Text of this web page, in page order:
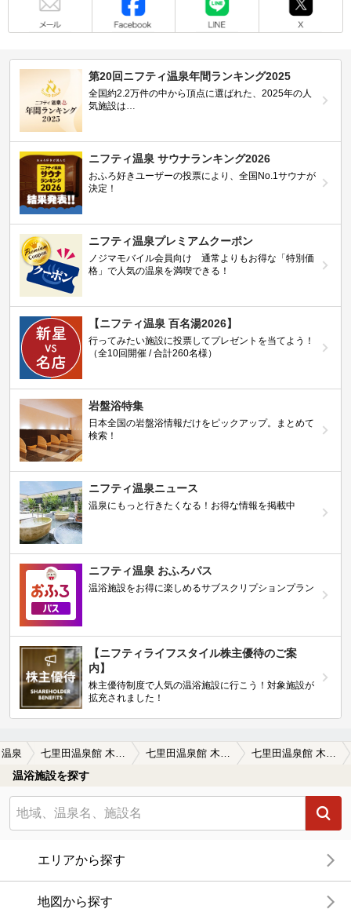
第20回ニフティ温泉年間ランキング2025
全国約2.2万件の中から頂点に選ばれた、2025年の人
気施設は…
ニフティ温泉 サウナランキング2026
おふろ好きユーザーの投票により、全国No.1サウナが
決定！
ニフティ温泉プレミアムクーポン
ノジマモバイル会員向け 通常よりもお得な「特別価
格」で人気の温泉を満喫できる！
【ニフティ温泉 百名湯2026】
行ってみたい施設に投票してプレゼントを当てよう！
（全10回開催 / 合計260名様）
岩盤浴特集
日本全国の岩盤浴情報だけをピックアップ。まとめて
検索！
ニフティ温泉ニュース
温泉にもっと行きたくなる！お得な情報を掲載中
ニフティ温泉 おふろパス
温浴施設をお得に楽しめるサブスクリプションプラン
【ニフティライフスタイル株主優待のご案
内】
株主優待制度で人気の温浴施設に行こう！対象施設が
拡充されました！
泉 七里田温泉館 木乃葉の湯 七里田温泉館 木乃葉の湯の口コミ一覧 七里田温泉館 木乃葉の湯の口コミ 泡付きが神がかり的！
温浴施設を探す
エリアから探す
地図から探す